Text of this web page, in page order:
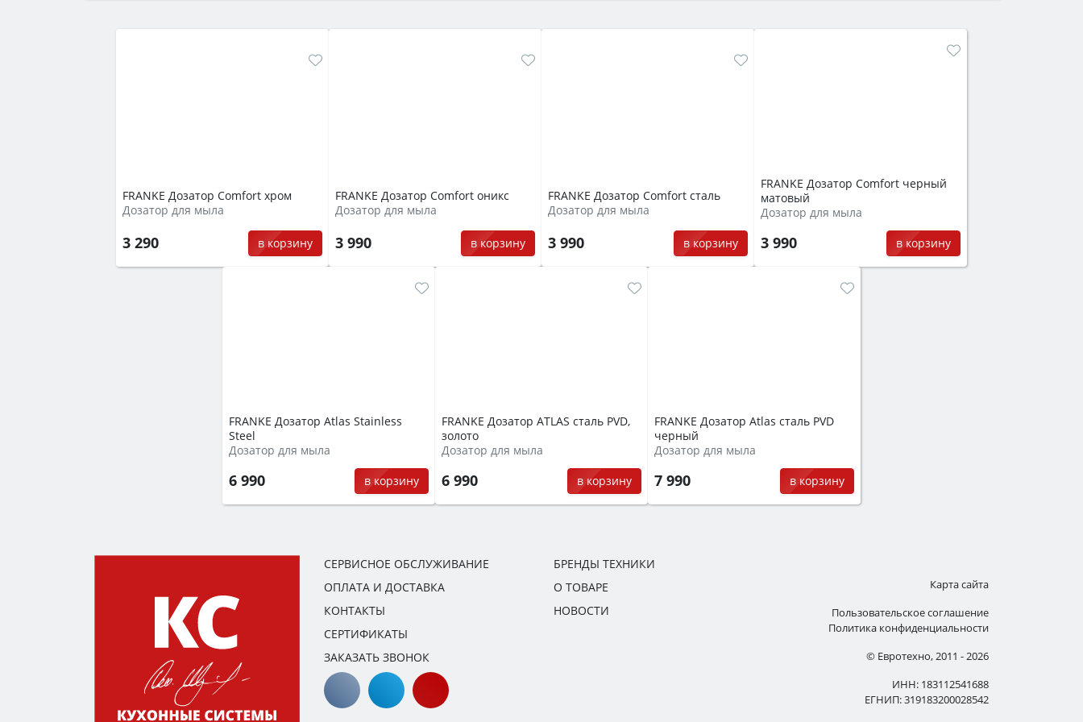
FRANKE Дозатор Comfort хром
Дозатор для мыла
3 290 в корзину
FRANKE Дозатор Comfort оникс
Дозатор для мыла
3 990 в корзину
FRANKE Дозатор Comfort сталь
Дозатор для мыла
3 990 в корзину
FRANKE Дозатор Comfort черный
матовый
Дозатор для мыла
3 990 в корзину
FRANKE Дозатор Atlas Stainless
Steel
Дозатор для мыла
6 990 в корзину
FRANKE Дозатор ATLAS сталь PVD,
золото
Дозатор для мыла
6 990 в корзину
FRANKE Дозатор Atlas сталь PVD
черный
Дозатор для мыла
7 990 в корзину
СЕРВИСНОЕ ОБСЛУЖИВАНИЕ
ОПЛАТА И ДОСТАВКА
КОНТАКТЫ
СЕРТИФИКАТЫ
ЗАКАЗАТЬ ЗВОНОК
БРЕНДЫ ТЕХНИКИ
О ТОВАРЕ
НОВОСТИ
Карта сайта
Пользовательское соглашение
Политика конфиденциальности
© Евротехно, 2011 - 2026
ИНН: 183112541688
ЕГНИП: 319183200028542